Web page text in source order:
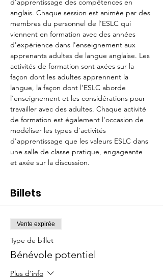
d'apprentissage des compétences en
anglais. Chaque session est animée par des
membres du personnel de l'ESLC qui
viennent en formation avec des années
d'expérience dans l'enseignement aux
apprenants adultes de langue anglaise. Les
activités de formation sont axées sur la
façon dont les adultes apprennent la
langue, la façon dont l'ESLC aborde
l'enseignement et les considérations pour
travailler avec des adultes. Chaque activité
de formation est également l'occasion de
modéliser les types d'activités
d'apprentissage que les valeurs ESLC dans
une salle de classe pratique, engageante
et axée sur la discussion.
Billets
Vente expirée
Type de billet
Bénévole potentiel
Plus d'info